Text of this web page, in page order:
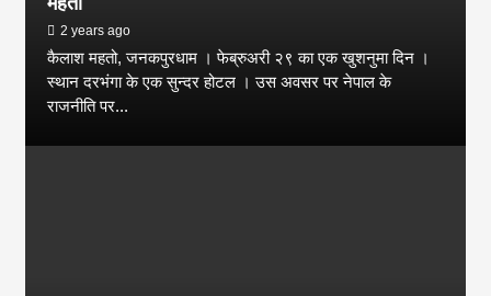
2 years ago
कैलाश महतो, जनकपुरधाम । फेब्रुअरी २९ का एक खुशनुमा दिन ।
स्थान दरभंगा के एक सुन्दर होटल । उस अवसर पर नेपाल के
राजनीति पर...